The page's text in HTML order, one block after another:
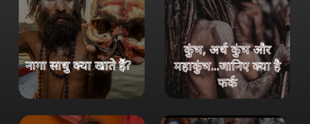
नागा साधु क्या खाते हैं?
कुंभ, अर्ध कुंभ और
महाकुंभ...जानिए क्या है
फर्क